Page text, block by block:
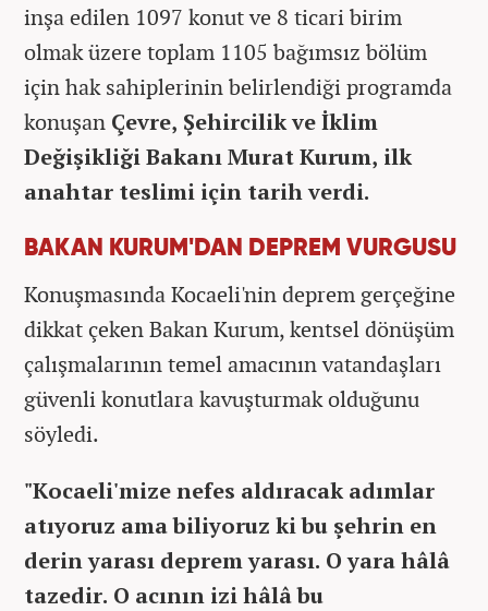
inşa edilen 1097 konut ve 8 ticari birim
olmak üzere toplam 1105 bağımsız bölüm
için hak sahiplerinin belirlendiği programda
konuşan Çevre, Şehircilik ve İklim
Değişikliği Bakanı Murat Kurum, ilk
anahtar teslimi için tarih verdi.
BAKAN KURUM'DAN DEPREM VURGUSU
Konuşmasında Kocaeli'nin deprem gerçeğine
dikkat çeken Bakan Kurum, kentsel dönüşüm
çalışmalarının temel amacının vatandaşları
güvenli konutlara kavuşturmak olduğunu
söyledi.
"Kocaeli'mize nefes aldıracak adımlar
atıyoruz ama biliyoruz ki bu şehrin en
derin yarası deprem yarası. O yara hâlâ
tazedir. O acının izi hâlâ bu